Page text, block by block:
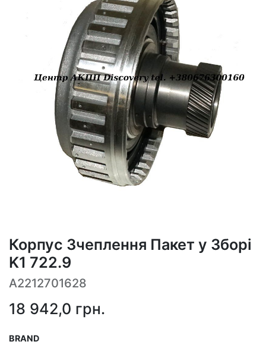
Корпус Зчеплення Пакет у Зборі
K1 722.9
A2212701628
18 942,0 грн.
BRAND